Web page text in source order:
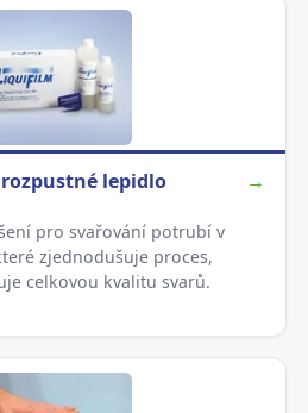
lepidlo →
pro svařování potrubí v
zjednodušuje proces,
celkovou kvalitu svarů.